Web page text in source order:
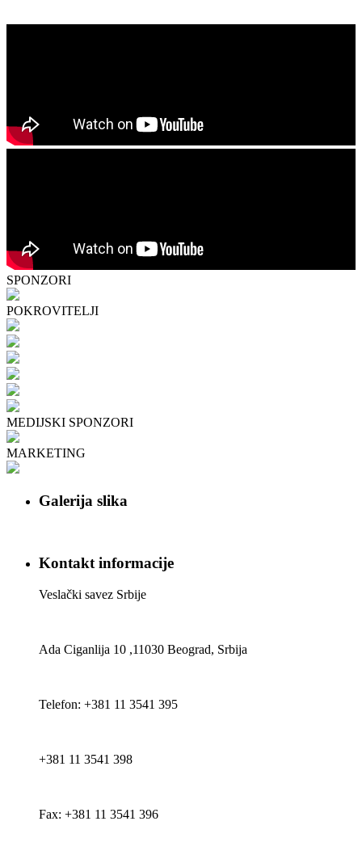
SPONZORI
POKROVITELJI
MEDIJSKI SPONZORI
MARKETING
Galerija slika
Kontakt informacije
Veslački savez Srbije
Ada Ciganlija 10 ,11030 Beograd, Srbija
Telefon: +381 11 3541 395
+381 11 3541 398
Fax: +381 11 3541 396